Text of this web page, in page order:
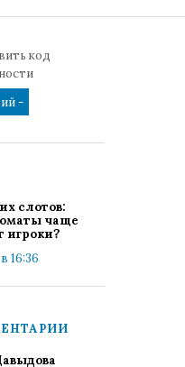
слотов:
чаще
игроки?
16:36